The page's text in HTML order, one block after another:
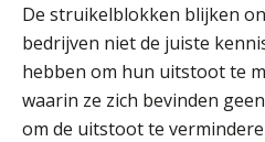
De struikelblokken blijken
bedrijven niet de juiste
hebben om hun uitstoot te
waarin ze zich bevinden
om de uitstoot te
klant
door